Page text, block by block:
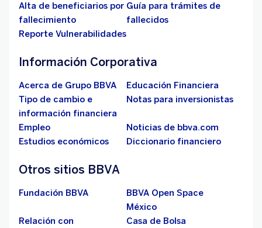
Alta de beneficiarios por
fallecimiento
Guía para trámites de
fallecidos
Reporte Vulnerabilidades
Información Corporativa
Acerca de Grupo BBVA
Educación Financiera
Tipo de cambio e
información financiera
Notas para inversionistas
Empleo
Noticias de bbva.com
Estudios económicos
Diccionario financiero
Otros sitios BBVA
Fundación BBVA
BBVA Open Space
México
Relación con
Casa de Bolsa